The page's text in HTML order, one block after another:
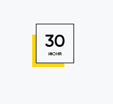
30
ИЮНЯ